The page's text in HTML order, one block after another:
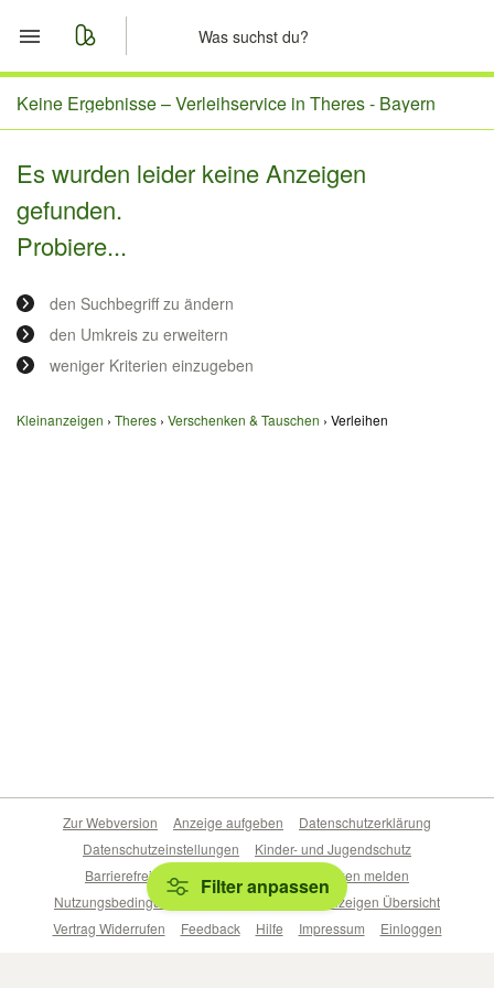
Start
Nachrichten
Anzeige aufgeben
Keine Ergebnisse –Verleihservice in Theres - Bayern
Es wurden leider keine Anzeigen
gefunden.
Probiere...
den Suchbegriff zu ändern
den Umkreis zu erweitern
weniger Kriterien einzugeben
Kleinanzeigen Theres Verschenken & Tauschen Verleihen
Filter anpassen
Zur Webversion Anzeige aufgeben
Datenschutzerklärung
Datenschutzeinstellungen
Kinder- und Jugendschutz
Barrierefreiheitserklärung
Sicherheitslücken melden
Nutzungsbedingungen
Beliebte Suchen
Anzeigen Übersicht
Vertrag Widerrufen
Feedback Hilfe Impressum Einloggen